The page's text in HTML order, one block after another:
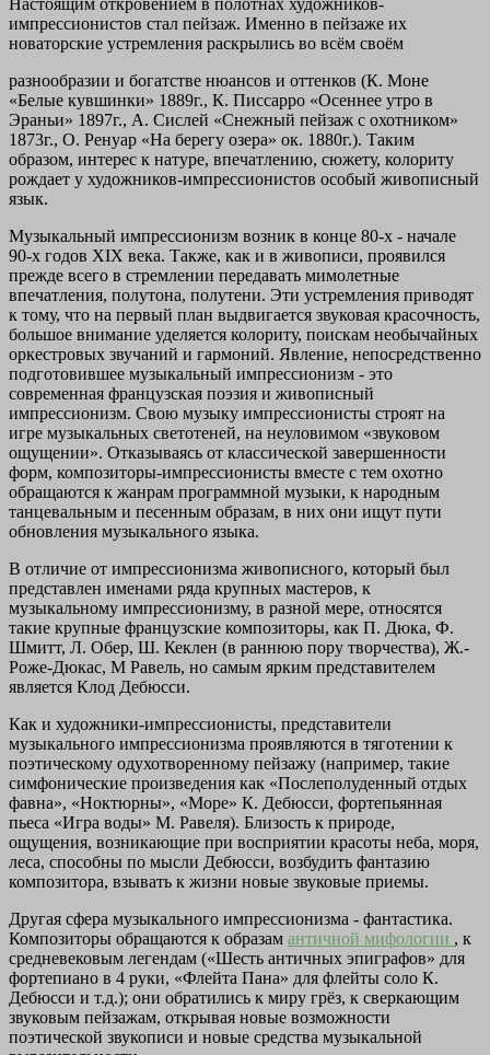
Настоящим откровением в полотнах художников-
импрессионистов стал пейзаж. Именно в пейзаже их
новаторские устремления раскрылись во всём своём
разнообразии и богатстве нюансов и оттенков (К. Моне
«Белые кувшинки» 1889г., К. Писсарро «Осеннее утро в
Эраньи» 1897г., А. Сислей «Снежный пейзаж с охотником»
1873г., О. Ренуар «На берегу озера» ок. 1880г.). Таким
образом, интерес к натуре, впечатлению, сюжету, колориту
рождает у художников-импрессионистов особый живописный
язык.
Музыкальный импрессионизм возник в конце 80-х - начале
90-х годов XIX века. Также, как и в живописи, проявился
прежде всего в стремлении передавать мимолетные
впечатления, полутона, полутени. Эти устремления приводят
к тому, что на первый план выдвигается звуковая красочность,
большое внимание уделяется колориту, поискам необычайных
оркестровых звучаний и гармоний. Явление, непосредственно
подготовившее музыкальный импрессионизм - это
современная французская поэзия и живописный
импрессионизм. Свою музыку импрессионисты строят на
игре музыкальных светотеней, на неуловимом «звуковом
ощущении». Отказываясь от классической завершенности
форм, композиторы-импрессионисты вместе с тем охотно
обращаются к жанрам программной музыки, к народным
танцевальным и песенным образам, в них они ищут пути
обновления музыкального языка.
В отличие от импрессионизма живописного, который был
представлен именами ряда крупных мастеров, к
музыкальному импрессионизму, в разной мере, относятся
такие крупные французские композиторы, как П. Дюка, Ф.
Шмитт, Л. Обер, Ш. Кеклен (в раннюю пору творчества), Ж.-
Роже-Дюкас, М Равель, но самым ярким представителем
является Клод Дебюсси.
Как и художники-импрессионисты, представители
музыкального импрессионизма проявляются в тяготении к
поэтическому одухотворенному пейзажу (например, такие
симфонические произведения как «Послеполуденный отдых
фавна», «Ноктюрны», «Море» К. Дебюсси, фортепьянная
пьеса «Игра воды» М. Равеля). Близость к природе,
ощущения, возникающие при восприятии красоты неба, моря,
леса, способны по мысли Дебюсси, возбудить фантазию
композитора, взывать к жизни новые звуковые приемы.
Другая сфера музыкального импрессионизма - фантастика.
Композиторы обращаются к образам античной мифологии , к
средневековым легендам («Шесть античных эпиграфов» для
фортепиано в 4 руки, «Флейта Пана» для флейты соло К.
Дебюсси и т.д.); они обратились к миру грёз, к сверкающим
звуковым пейзажам, открывая новые возможности
поэтической звукописи и новые средства музыкальной